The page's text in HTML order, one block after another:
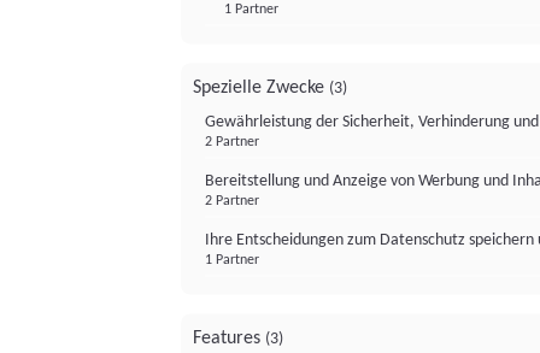
1 Partner
Spezielle Zwecke (3)
Gewährleistung der Sicherheit, Verhinderung
2 Partner
Bereitstellung und Anzeige von Werbung und
2 Partner
Ihre Entscheidungen zum Datenschutz
1 Partner
Features (3)